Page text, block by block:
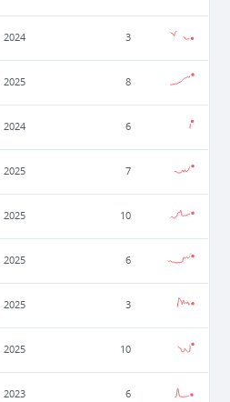
2024 3
2025 8
2024 6
2025 7
2025 10
2025 6
2025 3
2025 10
2023 6